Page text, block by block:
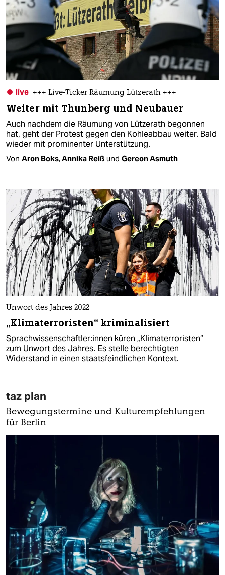
live +++ Live-Ticker Räumung Lützerath +++
Weiter mit Thunberg und Neubauer
Auch nachdem die Räumung von Lützerath begonnen
hat, geht der Protest gegen den Kohleabbau weiter. Bald
wieder mit prominenter Unterstützung.
Von Aron Boks,Annika Reiß und Gereon Asmuth
Unwort des Jahres 2022
„Klimaterroristen“ kriminalisiert
Sprach­wis­sen­schaft­le­r:in­nen küren „Klimaterroristen“
zum Unwort des Jahres. Es stelle berechtigten
Widerstand in einen staatsfeindlichen Kontext.
taz plan
Bewegungstermine und Kulturempfehlungen
für Berlin